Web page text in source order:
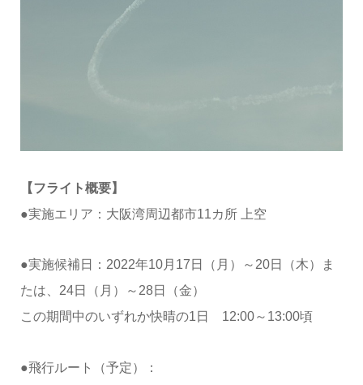
【フライト概要】
●実施エリア：大阪湾周辺都市11カ所 上空
●実施候補日：2022年10月17日（月）～20日（木）ま
たは、24日（月）～28日（金）
この期間中のいずれか快晴の1日 12:00～13:00頃
●飛行ルート（予定）：